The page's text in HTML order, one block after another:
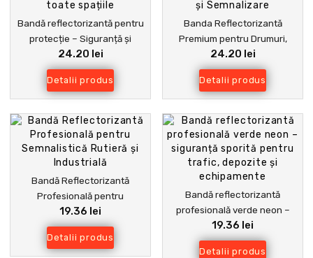
Bandă reflectorizantă pentru
protecție – Siguranță și
vizibilitate în toate spațiile
24.20 lei
Detalii produs
Banda Reflectorizantă
Premium pentru Drumuri,
Conuri și Stâlpi – Protecție și
Semnalizare
24.20 lei
Detalii produs
Bandă Reflectorizantă
Profesională pentru
Semnalistică Rutieră și
Industrială
19.36 lei
Detalii produs
Bandă reflectorizantă
profesională verde neon –
siguranță sporită pentru trafic,
depozite și echipamente
19.36 lei
Detalii produs